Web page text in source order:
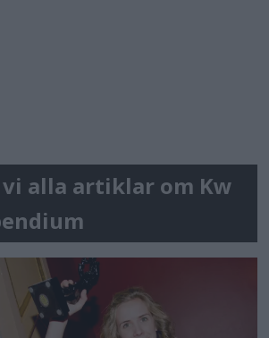
alla artiklar om Kw